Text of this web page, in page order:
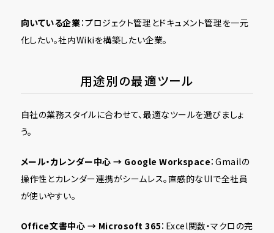
向いている企業：プロジェクト管理とドキュメント管理を一元
化したい。社内Wikiを構築したい企業。
用途別の最適ツール
自社の業務スタイルに合わせて、最適なツールを選びましょ
う。
メール・カレンダー中心 → Google Workspace：Gmailの
操作性とカレンダー連携がシームレス。直感的なUIで全社員
が使いやすい。
Office文書中心 → Microsoft 365：Excel関数・マクロの完